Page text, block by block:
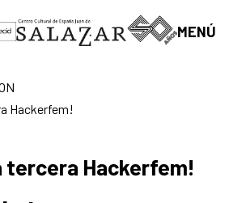
MENÚ
Hackerfem!
tercera Hackerfem!